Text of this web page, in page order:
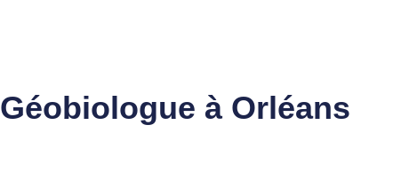
Géobiologue à Orléans